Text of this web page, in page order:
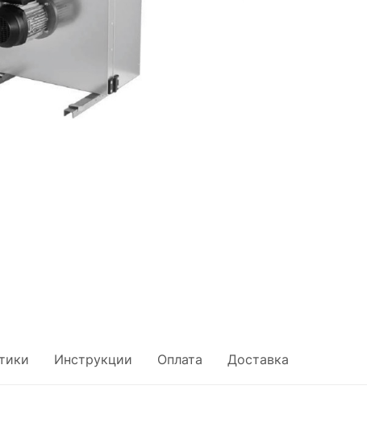
Инструкции Оплата Доставка